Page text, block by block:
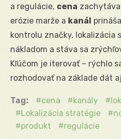
a regulácie, cena
erózie marže a kanál
kontrolu značky, lokalizácia
nákladom a stáva sa
Kľúčom je iterovať – rýchlo
rozhodovať na základe dát
Tag: cena kanály
Lokalizácia stratégie
produkt
regulácie